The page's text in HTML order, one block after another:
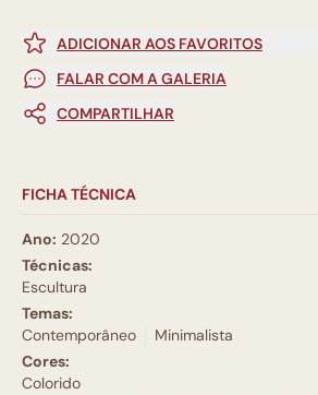
ADICIONAR AOS FAVORITOS
FALAR COM A GALERIA
COMPARTILHAR
FICHA TÉCNICA
Ano: 2020
Técnicas:
Escultura
Temas:
Contemporâneo
Minimalista
Cores:
Colorido